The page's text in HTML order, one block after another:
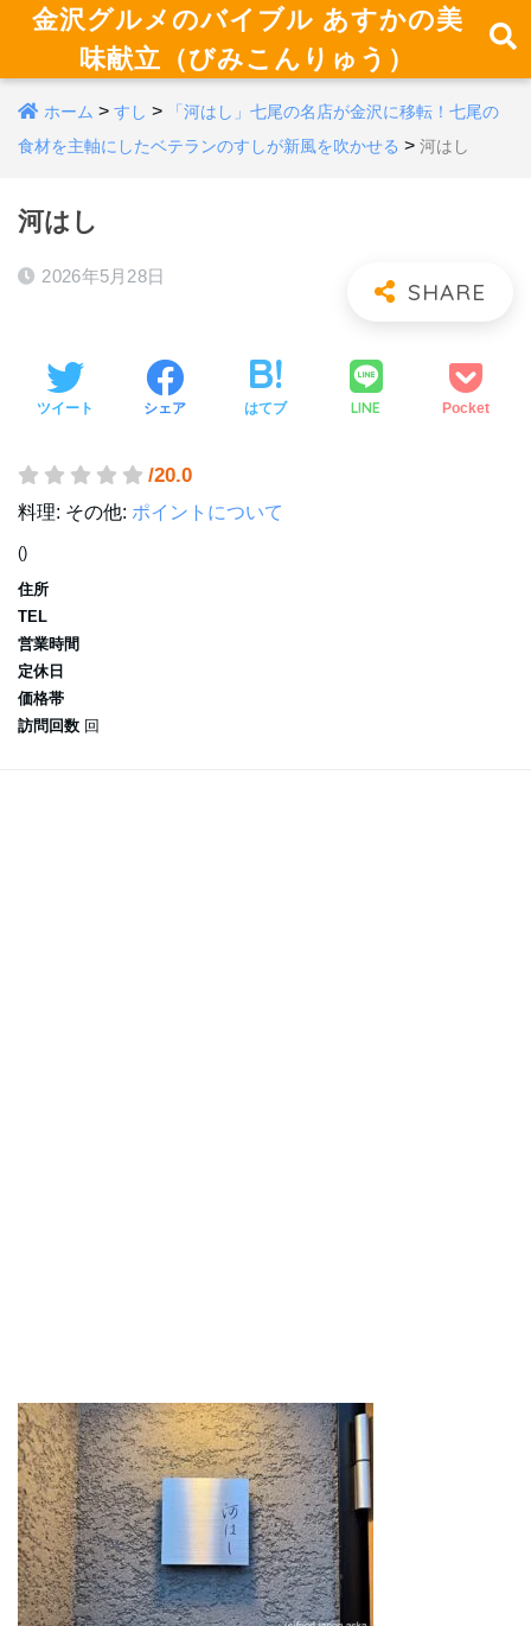
金沢グルメのバイブル あすかの美
味献立（びみこんりゅう）
ホーム > すし >
「河はし」七尾の名店が金沢に移転！七尾の
食材を主軸にしたベテランのすしが新風を吹かせる > 河はし
河はし
2026年5月28日
ツイート シェア はてブ LINE Pocket
/20.0
料理: その他: ポイントについて
()
住所
TEL
営業時間
定休日
価格帯
訪問回数 回